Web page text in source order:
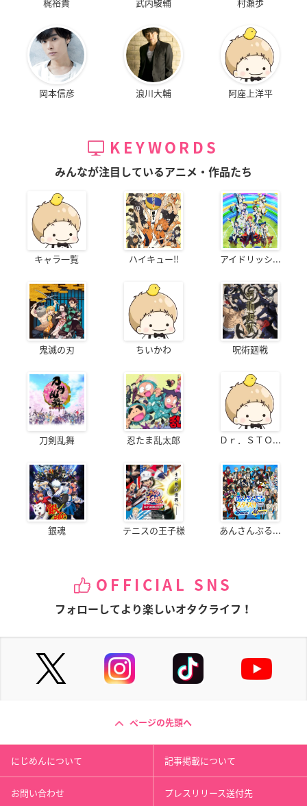
岡本信彦 浪川大輔 阿座上洋平
KEYWORDS
みんなが注目しているアニメ・作品たち
キャラ一覧 ハイキュー!! アイドリッシ...
鬼滅の刃 ちいかわ 呪術廻戦
刀剣乱舞 忍たま乱太郎 Ｄｒ．ＳＴＯ...
銀魂 テニスの王子様 あんさんぶる...
OFFICIAL SNS
フォローしてより楽しいオタクライフ！
ページの先頭へ
にじめんについて 記事掲載について
お問い合わせ プレスリリース送付先